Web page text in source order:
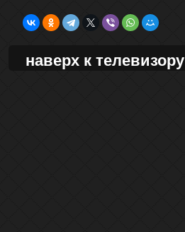
наверх к телевизору